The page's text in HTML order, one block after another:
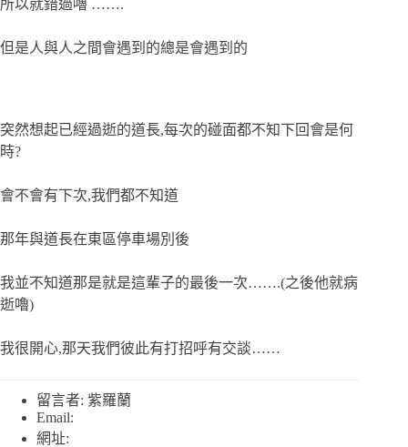
所以就錯過嚕 …….
但是人與人之間會遇到的總是會遇到的
突然想起已經過逝的道長,每次的碰面都不知下回會是何
時?
會不會有下次,我們都不知道
那年與道長在東區停車場別後
我並不知道那是就是這輩子的最後一次…….(之後他就病
逝嚕)
我很開心,那天我們彼此有打招呼有交談……
留言者: 紫羅蘭
Email:
網址: